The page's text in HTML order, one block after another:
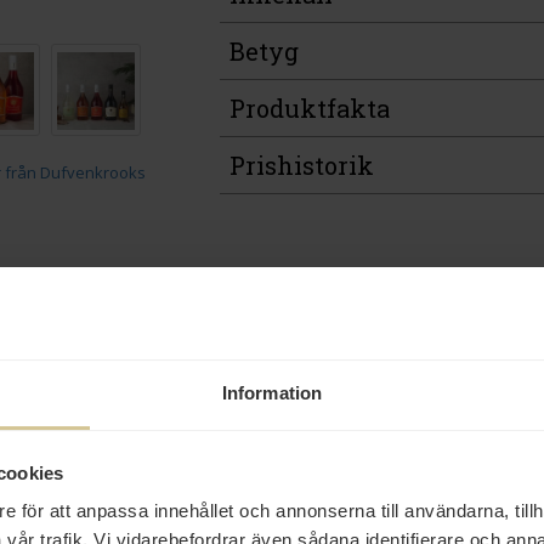
Information
för att anpassa innehållet och annonserna till användarna,
Betyg
Produktfakta
Prishistorik
160 kr 37 kr 18 kr